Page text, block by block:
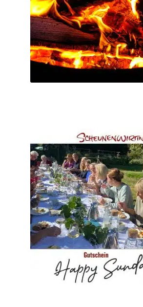
inkl. MwSt.
Kostenfreier Versand
Nach Zahlungseingang per
Gutschein Happy Sunday – Das
Familie und
25
€
–
55
€
Serviertes Mittagessen – 100%
Frei-Getränke aus unserer Getränkekarte
Uhr...
inkl. MwSt.
Kostenfreier Versand
Nach Zahlungseingang per Email.
Ausführung wählen